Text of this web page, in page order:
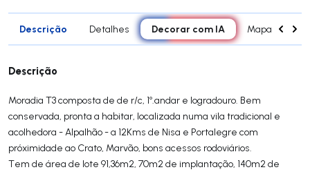
Descrição Detalhes Decorar com IA Mapa
Descrição
Moradia T3 composta de de r/c, 1º.andar e logradouro. Bem
conservada, pronta a habitar, localizada numa vila tradicional e
acolhedora - Alpalhão - a 12Kms de Nisa e Portalegre com
próximidade ao Crato, Marvão, bons acessos rodoviários.
Tem de área de lote 91,36m2, 70m2 de implantação, 140m2 de